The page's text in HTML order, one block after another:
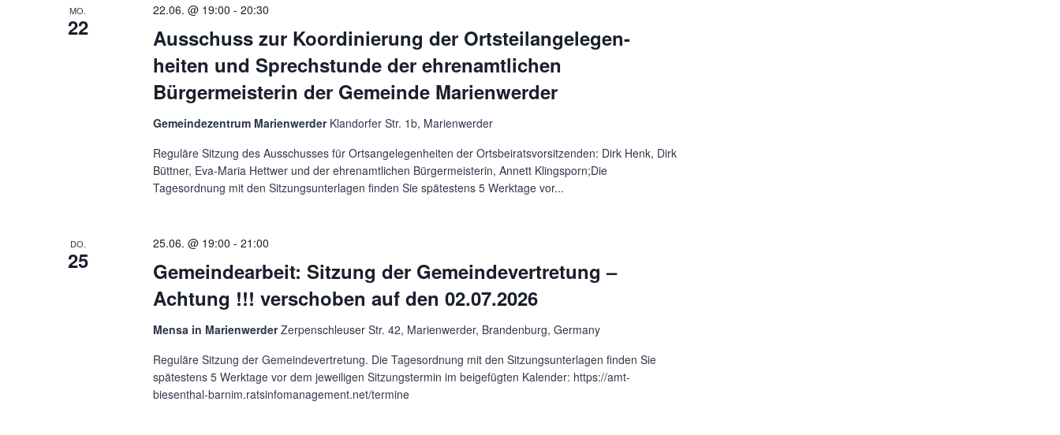
MO.
22
Ausschuss zur Koordinierung der Ortsteilangelegen-
heiten und Sprechstunde der ehrenamtlichen
Bürgermeisterin der Gemeinde Marienwerder
22.06. @ 19:00 -20:30
Gemeindezentrum Marienwerder Klandorfer Str. 1b, Marienwerder
Reguläre Sitzung des Ausschusses für Ortsangelegenheiten der Ortsbeiratsvorsitzenden: Dirk Henk, Dirk
Büttner, Eva-Maria Hettwer und der ehrenamtlichen Bürgermeisterin, Annett Klingsporn;Die
Tagesordnung mit den Sitzungsunterlagen finden Sie spätestens 5 Werktage vor...
DO.
25
Gemeindearbeit: Sitzung der Gemeindevertretung –
Achtung !!! verschoben auf den 02.07.2026
25.06. @ 19:00 -21:00
Mensa in MarienwerderZerpenschleuser Str. 42, Marienwerder, Brandenburg, Germany
Reguläre Sitzung der Gemeindevertretung. Die Tagesordnung mit den Sitzungsunterlagen finden Sie
spätestens 5 Werktage vor dem jeweiligen Sitzungstermin im beigefügten Kalender: https://amt-
biesenthal-barnim.ratsinfomanagement.net/termine